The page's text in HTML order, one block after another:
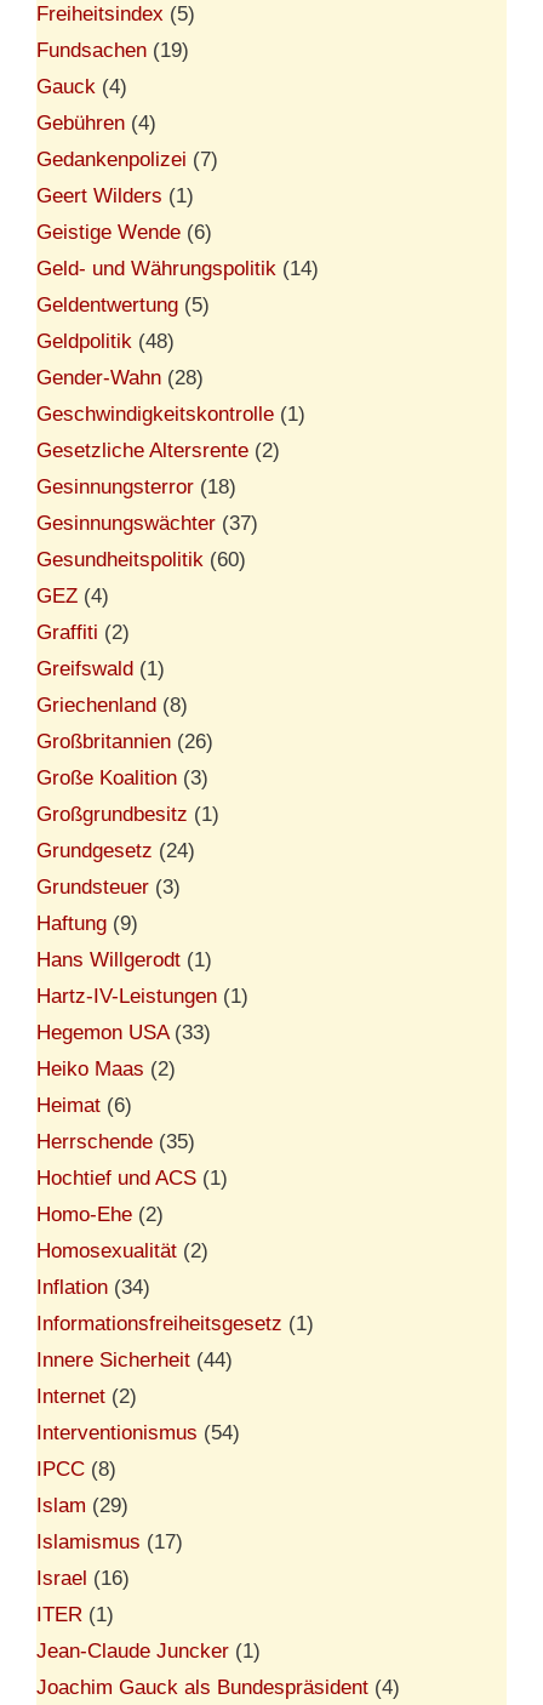
Freiheitsindex (5)
Fundsachen (19)
Gauck (4)
Gebühren (4)
Gedankenpolizei (7)
Geert Wilders (1)
Geistige Wende (6)
Geld- und Währungspolitik (14)
Geldentwertung (5)
Geldpolitik (48)
Gender-Wahn (28)
Geschwindigkeitskontrolle (1)
Gesetzliche Altersrente (2)
Gesinnungsterror (18)
Gesinnungswächter (37)
Gesundheitspolitik (60)
GEZ (4)
Graffiti (2)
Greifswald (1)
Griechenland (8)
Großbritannien (26)
Große Koalition (3)
Großgrundbesitz (1)
Grundgesetz (24)
Grundsteuer (3)
Haftung (9)
Hans Willgerodt (1)
Hartz-IV-Leistungen (1)
Hegemon USA(33)
Heiko Maas (2)
Heimat (6)
Herrschende (35)
Hochtief und ACS (1)
Homo-Ehe (2)
Homosexualität (2)
Inflation (34)
Informationsfreiheitsgesetz (1)
Innere Sicherheit (44)
Internet (2)
Interventionismus (54)
IPCC (8)
Islam (29)
Islamismus (17)
Israel (16)
ITER (1)
Jean-Claude Juncker (1)
Joachim Gauck als Bundespräsident (4)